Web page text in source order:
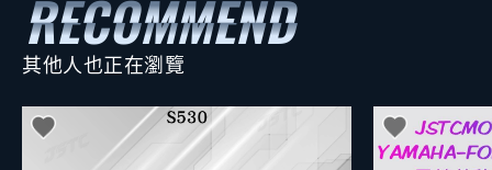
其他人也正在瀏覽